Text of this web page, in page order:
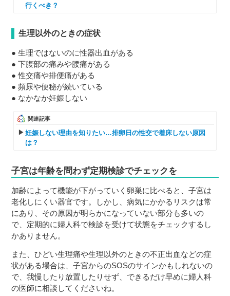
行くべき？
生理以外のときの症状
● 生理ではないのに性器出血がある
● 下腹部の痛みや腰痛がある
● 性交痛や排便痛がある
● 頻尿や便秘が続いている
● なかなか妊娠しない
関連記事
妊娠しない理由を知りたい…排卵日の性交で着床しない原因
は？
子宮は年齢を問わず定期検診でチェックを
加齢によって機能が下がっていく卵巣に比べると、子宮は
老化しにくい器官です。しかし、病気にかかるリスクは常
にあり、その原因が明らかになっていない部分も多いの
で、定期的に婦人科で検診を受けて状態をチェックするし
かありません。
また、ひどい生理痛や生理以外のときの不正出血などの症
状がある場合は、子宮からのSOSのサインかもしれないの
で、我慢したり放置したりせず、できるだけ早めに婦人科
の医師に相談してくださいね。